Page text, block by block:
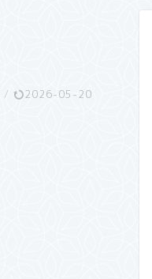
/ 2026-05-20